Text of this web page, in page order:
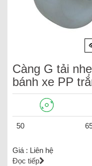
Càng G tải
bánh xe PP
50
Giá : Liên hệ
Đọc tiếp